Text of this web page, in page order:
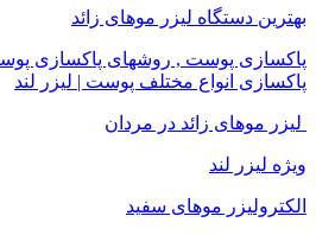
بهترین دستگاه لیزر موهای زائد
پاکسازی پوست , روشهای پاکسازی
پاکسازی انواع مختلف پوست | لیزر لند
لیزر موهای زائد در مردان
ویژه لیزر لند
الکترولیزر موهای سفید